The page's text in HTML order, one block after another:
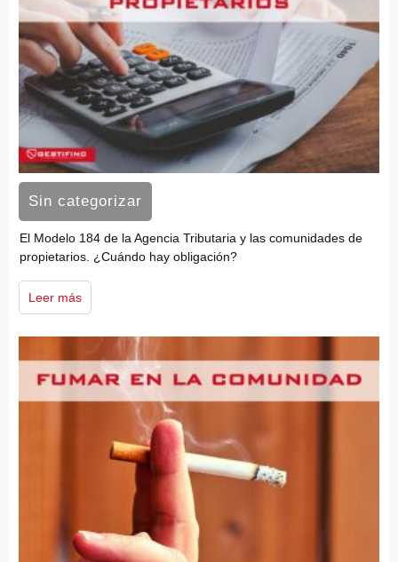
Sin categorizar
El Modelo 184 de la Agencia Tributaria y las comunidades de
propietarios. ¿Cuándo hay obligación?
Leer más